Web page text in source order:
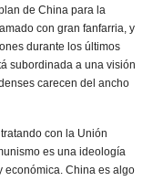
de China para la
con gran fanfarria, y
durante los últimos
subordinada a una visión
carecen del ancho
con la Unión
es una ideología
económica. China es algo